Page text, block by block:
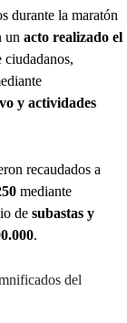
durante la maratón
un acto realizado el
y actividades
recaudados a
mediante
de subastas y
.
del